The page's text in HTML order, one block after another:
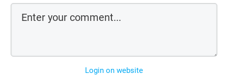
Login on website